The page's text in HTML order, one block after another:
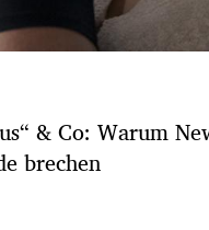
& Co: Warum
brechen